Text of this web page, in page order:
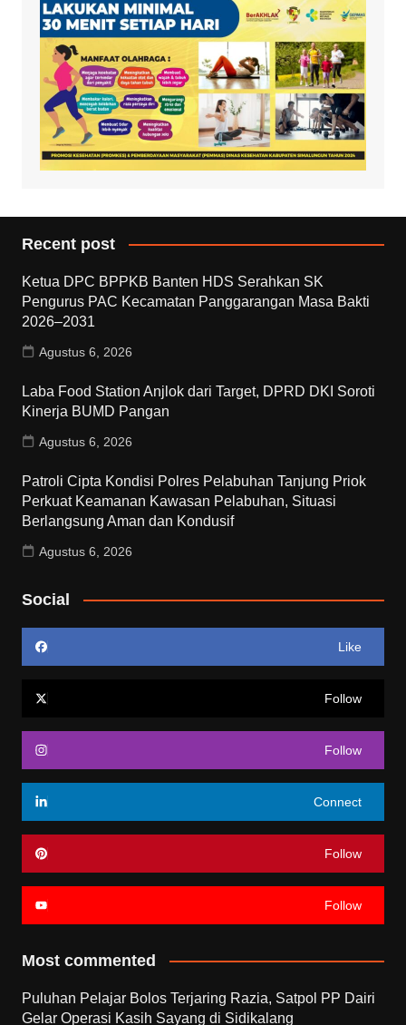
Recent post
Ketua DPC BPPKB Banten HDS Serahkan SK
Pengurus PAC Kecamatan Panggarangan Masa Bakti
2026–2031
Agustus 6, 2026
Laba Food Station Anjlok dari Target, DPRD DKI Soroti
Kinerja BUMD Pangan
Agustus 6, 2026
Patroli Cipta Kondisi Polres Pelabuhan Tanjung Priok
Perkuat Keamanan Kawasan Pelabuhan, Situasi
Berlangsung Aman dan Kondusif
Agustus 6, 2026
Social
Like
Follow
Follow
Connect
Follow
Follow
Most commented
Puluhan Pelajar Bolos Terjaring Razia, Satpol PP Dairi
Gelar Operasi Kasih Sayang di Sidikalang